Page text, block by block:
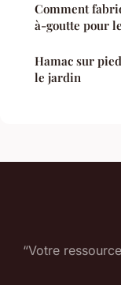
Comment
à-goutte pour
Hamac sur
le jardin
“Votre